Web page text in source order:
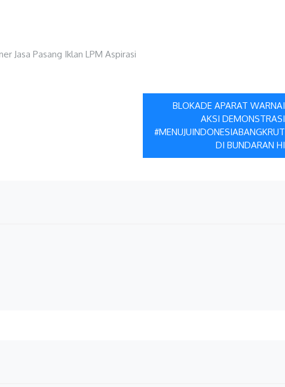
BLOKADE APARAT WARNAI
AKSI DEMONSTRASI
#MENUJUINDONESIABANGKRUT
DI BUNDARAN HI